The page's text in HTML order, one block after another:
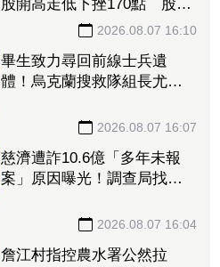
三大法人同倒貨領442億！台
股開高走低下挫170點 股民
驚：大哥你怎麼逃了
2026.08.07 16:10
畢生致力尋回前線士兵遺
體！烏克蘭搜救隊組長尤科
夫陣亡 妻子悲痛證實
2026.08.07 16:07
慈濟遭詐10.6億「多年未報
案」原因曝光！調查局找上
門才知遭騙 急發3點聲明